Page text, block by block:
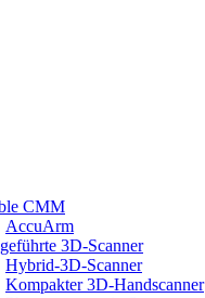
CMM
AccuArm
3D-Scanner
Hybrid-3D-Scanner
Kompakter 3D-Handscanner